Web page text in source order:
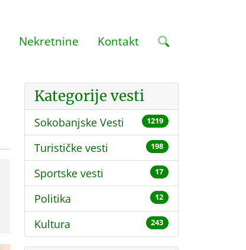
Nekretnine Kontakt
Kategorije vesti
Sokobanjske Vesti 1219
Turističke vesti 198
Sportske vesti 17
Politika 12
Kultura 243